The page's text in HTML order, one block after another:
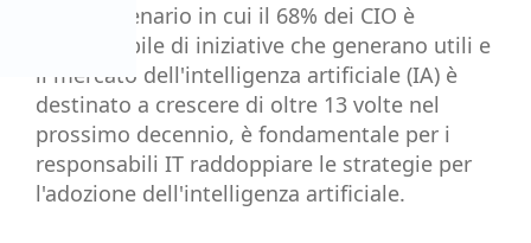
In uno scenario in cui il 68% dei CIO è
responsabile di iniziative che generano utili e
il mercato dell'intelligenza artificiale (IA) è
destinato a crescere di oltre 13 volte nel
prossimo decennio, è fondamentale per i
responsabili IT raddoppiare le strategie per
l'adozione dell'intelligenza artificiale.